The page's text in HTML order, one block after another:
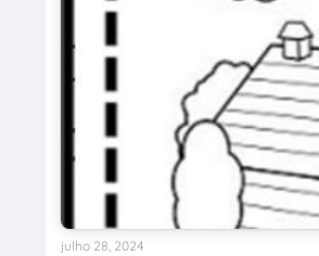
julho 28, 2024